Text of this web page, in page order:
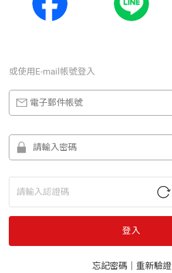
或使⽤E-mail帳號登入
登入
忘記密碼｜ 重新驗證